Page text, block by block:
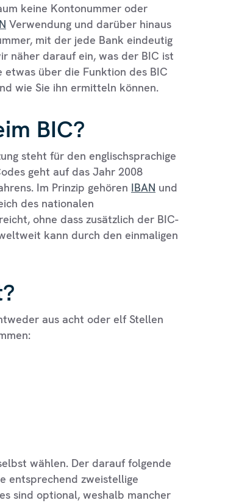
keine Kontonummer oder
Verwendung und darüber hinaus
mit der jede Bank eindeutig
näher darauf ein, was der BIC ist
über die Funktion des BIC
wie Sie ihn ermitteln können.
BIC?
steht für den englischsprachige
geht auf das Jahr 2008
Im Prinzip gehören IBAN und
des nationalen
reicht, ohne dass zusätzlich der BIC-
kann durch den einmaligen
aus acht oder elf Stellen
wählen. Der darauf folgende
entsprechend zweistellige
sind optional, weshalb mancher